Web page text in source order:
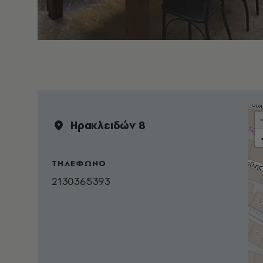
Ηρακλειδών 8
ΤΗΛΕΦΩΝΟ
2130365393